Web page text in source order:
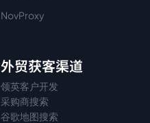
NovProxy
外贸获客渠道
领英客户开发
采购商搜索
谷歌地图搜索